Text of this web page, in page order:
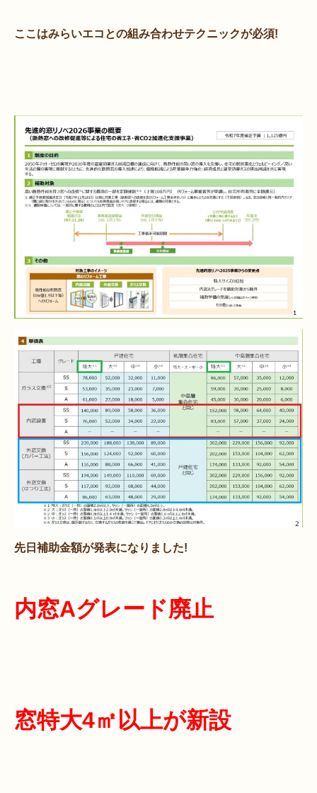
ここはみらいエコとの組み合わせテクニックが必須!
先日補助金額が発表になりました!
内窓Aグレード廃止
窓特大4㎡以上が新設